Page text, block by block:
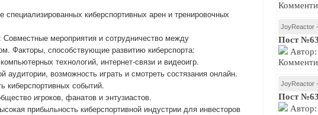
JoyReactor
Пост
Автор:
JoyReactor
Пост
киберспортивных арен и тренировочных
мероприятия и сотрудничество между
Факторы, способствующие развитию киберспорта:
технологий, интернет-связи и видеоигр.
аудитории, возможность играть и смотреть состязания онлайн.
киберспортивных событий.
игроков, фанатов и энтузиастов.
прибыльность киберспортивной индустрии для инвесторов